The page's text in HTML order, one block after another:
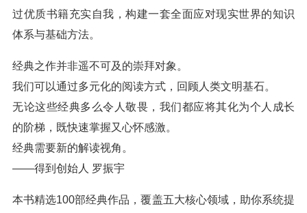
过优质书籍充实自我，构建一套全面应对现实世界的知识
体系与基础方法。
经典之作并非遥不可及的崇拜对象。
我们可以通过多元化的阅读方式，回顾人类文明基石。
无论这些经典多么令人敬畏，我们都应将其化为个人成长
的阶梯，既快速掌握又心怀感激。
经典需要新的解读视角。
——得到创始人 罗振宇
本书精选100部经典作品，覆盖五大核心领域，助你系统提